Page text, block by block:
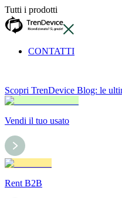
Tutti i prodotti
CONTATTI
Scopri TrenDevice Blog: le
Vendi il tuo usato
Rent B2B